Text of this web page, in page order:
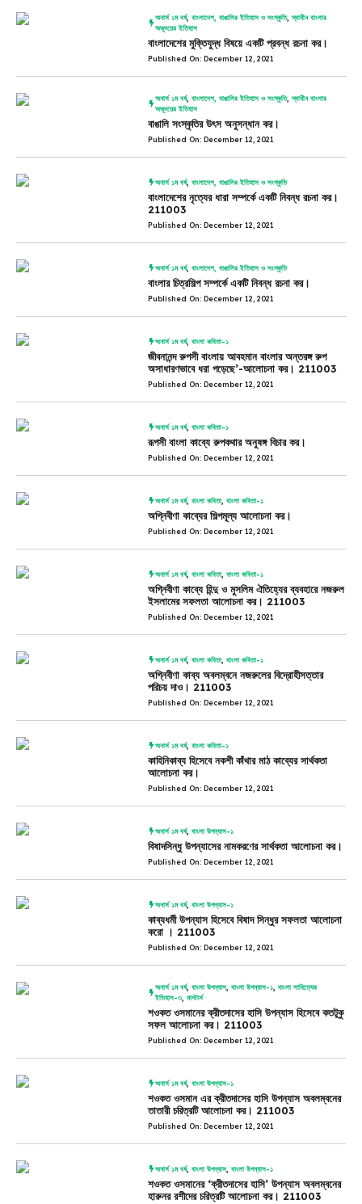
অনার্স ১ম বর্ষ,বাংলাদেশ, বাঙালির ইতিহাস ও সংস্কৃতি,স্বাধীন বাংলার
অভূদয়ের ইতিহাস
বাংলাদেশের মুক্তিযুদ্ধ বিষয়ে একটি প্রবন্ধ রচনা কর।
Published On: December 12, 2021
অনার্স ১ম বর্ষ,বাংলাদেশ, বাঙালির ইতিহাস ও সংস্কৃতি,স্বাধীন বাংলার
অভূদয়ের ইতিহাস
বাঙালি সংস্কৃতির উৎস অনুসন্ধান কর।
Published On: December 12, 2021
অনার্স ১ম বর্ষ,বাংলাদেশ, বাঙালির ইতিহাস ও সংস্কৃতি
বাংলাদেশের নৃত্যের ধারা সম্পর্কে একটি নিবন্ধ রচনা কর।
211003
Published On: December 12, 2021
অনার্স ১ম বর্ষ,বাংলাদেশ, বাঙালির ইতিহাস ও সংস্কৃতি
বাংলার চিত্রশিল্প সম্পর্কে একটি নিবন্ধ রচনা কর।
Published On: December 12, 2021
অনার্স ১ম বর্ষ,বাংলা কবিতা-১
জীবনানন্দ রুপসী বাংলায় আবহমান বাংলার অন্তরঙ্গ রুপ
অসাধারণভাবে ধরা পড়েছে’-আলোচনা কর। 211003
Published On: December 12, 2021
অনার্স ১ম বর্ষ,বাংলা কবিতা-১
রূপসী বাংলা কাব্যে রুপকথার অনুষঙ্গ বিচার কর।
Published On: December 12, 2021
অনার্স ১ম বর্ষ,বাংলা কবিতা ,বাংলা কবিতা-১
অগ্নিবীণা কাব্যের শিল্পমূল্য আলোচনা কর।
Published On: December 12, 2021
অনার্স ১ম বর্ষ,বাংলা কবিতা ,বাংলা কবিতা-১
অগ্নিবীণা কাব্যে হিন্দু ও মুসলিম ঐতিহ্যের ব্যবহারে নজরুল
ইসলামের সফলতা আলোচনা কর। 211003
Published On: December 12, 2021
অনার্স ১ম বর্ষ,বাংলা কবিতা ,বাংলা কবিতা-১
অগ্নিবীণা কাব্য অবলম্বনে নজরুলের বিদ্রোহীসত্তার
পরিচয় দাও। 211003
Published On: December 12, 2021
অনার্স ১ম বর্ষ,বাংলা কবিতা-১
কাহিনিকাব্য হিসেবে নকশী কাঁথার মাঠ কাব্যের সার্থকতা
আলোচনা কর।
Published On: December 12, 2021
অনার্স ১ম বর্ষ,বাংলা উপন্যাস-১
বিষাদসিন্ধু উপন্যাসের নামকরণের সার্থকতা আলোচনা কর।
Published On: December 12, 2021
অনার্স ১ম বর্ষ,বাংলা উপন্যাস-১
কাব্যধর্মী উপন্যাস হিসেবে বিষাদ সিন্ধুর সফলতা আলোচনা
করো । 211003
Published On: December 12, 2021
অনার্স ১ম বর্ষ,বাংলা উপন্যাস ,বাংলা উপন্যাস-১ ,বাংলা সাহিত্যের
ইতিহাস-৩ ,মাস্টার্স
শওকত ওসমানের ক্রীতদাসের হাসি উপন্যাস হিসেবে কতটুকু
সফল আলোচনা কর। 211003
Published On: December 12, 2021
অনার্স ১ম বর্ষ,বাংলা উপন্যাস-১
শওকত ওসমান এর ক্রীতদাসের হাসি উপন্যাস অবলম্বনের
তাতারী চরিত্রটি আলোচনা কর। 211003
Published On: December 12, 2021
অনার্স ১ম বর্ষ,বাংলা উপন্যাস ,বাংলা উপন্যাস-১
শওকত ওসমানের ‘ক্রীতদাসের হাসি’ উপন্যাস অবলম্বনের
হারুনর রশীদের চরিত্রটি আলোচনা কর। 211003